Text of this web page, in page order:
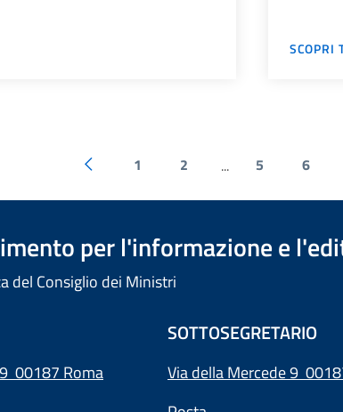
SCOPRI
1 2 ... 5 6
per l'informazione e
del Consiglio dei Ministri
00187 Roma
SOTTOSEGRETARIO
Via della Mercede 9